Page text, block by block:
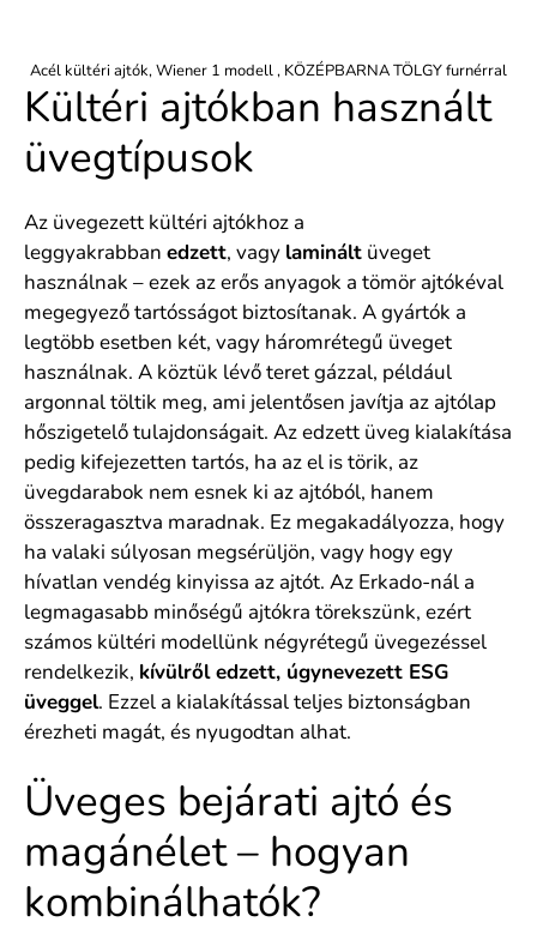
Acél kültéri ajtók, Wiener 1 modell , KÖZÉPBARNA TÖLGY furnérral
Kültéri ajtókban használt
üvegtípusok
Az üvegezett kültéri ajtókhoz a
leggyakrabban edzett, vagy laminált üveget
használnak – ezek az erős anyagok a tömör ajtókéval
megegyező tartósságot biztosítanak. A gyártók a
legtöbb esetben két, vagy háromrétegű üveget
használnak. A köztük lévő teret gázzal, például
argonnal töltik meg, ami jelentősen javítja az ajtólap
hőszigetelő tulajdonságait. Az edzett üveg kialakítása
pedig kifejezetten tartós, ha az el is törik, az
üvegdarabok nem esnek ki az ajtóból, hanem
összeragasztva maradnak. Ez megakadályozza, hogy
ha valaki súlyosan megsérüljön, vagy hogy egy
hívatlan vendég kinyissa az ajtót. Az Erkado-nál a
legmagasabb minőségű ajtókra törekszünk, ezért
számos kültéri modellünk négyrétegű üvegezéssel
rendelkezik, kívülről edzett, úgynevezett ESG
üveggel. Ezzel a kialakítással teljes biztonságban
érezheti magát, és nyugodtan alhat.
Üveges bejárati ajtó és
magánélet – hogyan
kombinálhatók?